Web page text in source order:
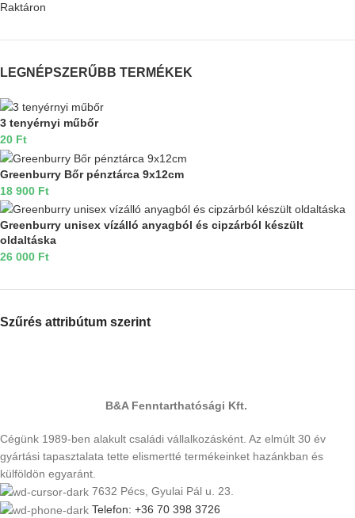
Raktáron
LEGNÉPSZERŰBB TERMÉKEK
3 tenyérnyi műbőr
20 Ft
Greenburry Bőr pénztárca 9x12cm
18 900 Ft
Greenburry unisex vízálló anyagból és cipzárból készült
oldaltáska
26 000 Ft
Szűrés attribútum szerint
B&A Fenntarthatósági Kft.
Cégünk 1989-ben alakult családi vállalkozásként. Az elmúlt 30 év
gyártási tapasztalata tette elismertté termékeinket hazánkban és
külföldön egyaránt.
7632 Pécs, Gyulai Pál u. 23.
Telefon: +36 70 398 3726